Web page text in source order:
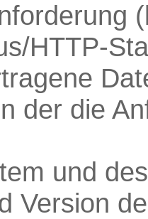
HTTP-
der die
und
Version